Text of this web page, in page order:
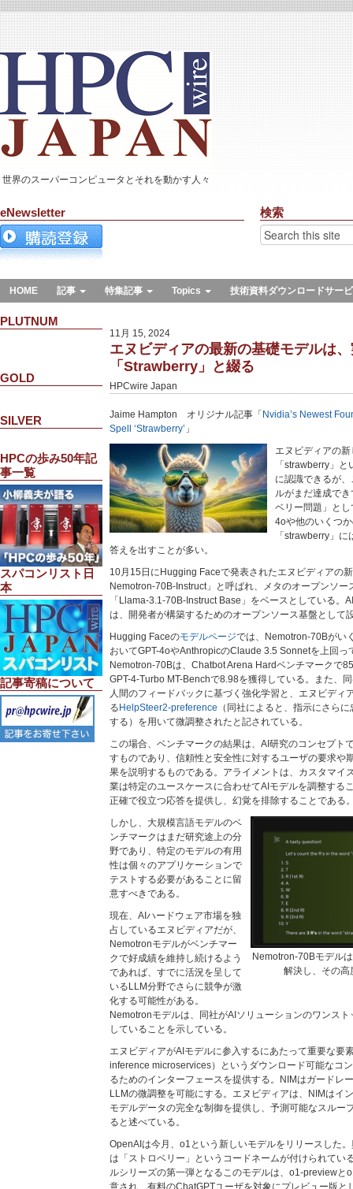
世界のスーパーコンピュータとそれを動かす人々
eNewsletter 検索
HOME 記事 特集記事 Topics 技術資料ダウンロードサー
PLUTNUM
GOLD
SILVER
HPCの歩み50年記
事一覧
スパコンリスト日
本
記事寄稿について
11月 15, 2024
エヌビディアの最新の基礎モデルは
「Strawberry」と綴る
HPCwire Japan
Jaime Hampton オリジナル記事「 Nvidia’s Newest
Spell ‘Strawberry’ 」
エヌビディアの
「strawberry」
に認識できるが
ルがまだ達成で
ベリー問題」と
4oや他のいくつ
「strawberry」
答えを出すことが多い。
10月15日にHugging Faceで発表されたエヌビディアの
Nemotron-70B-Instruct」と呼ばれ、メタのオープンソ
「Llama-3.1-70B-Instruct Base」をベースとしている。
は、開発者が構築するためのオープンソース基盤として
Hugging Faceのモデルページでは、Nemotron-70Bがい
おいてGPT-4oやAnthropicのClaude 3.5 Sonnetを上回っ
Nemotron-70Bは、Chatbot Arena Hardベンチマークで
GPT-4-Turbo MT-Benchで8.98を獲得している。また、
人間のフィードバックに基づく強化学習と、エヌビディ
る HelpSteer2-preference （同社によると、指示にさら
する）を用いて微調整されたと記されている。
この場合、ベンチマークの結果は、AI研究のコンセプト
すものであり、信頼性と安全性に対するユーザの要求や
果を説明するものである。アライメントは、カスタマイ
業は特定のユースケースに合わせてAIモデルを調整する
正確で役立つ応答を提供し、幻覚を排除することである
Nemotron-70Bモデル
解決し、その
しかし、大規模言語モデルのベ
ンチマークはまだ研究途上の分
野であり、特定のモデルの有用
性は個々のアプリケーションで
テストする必要があることに留
意すべきである。
現在、AIハードウェア市場を独
占しているエヌビディアだが、
Nemotronモデルがベンチマー
クで好成績を維持し続けるよう
であれば、すでに活況を呈して
いるLLM分野でさらに競争が激
化する可能性がある。
Nemotronモデルは、同社がAIソリューションのワンス
していることを示している。
エヌビディアがAIモデルに参入するにあたって重要な要
inference microservices）というダウンロード可能なコ
るためのインターフェースを提供する。NIMはガードレ
LLMの微調整を可能にする。エヌビディアは、NIMはイ
モデルデータの完全な制御を提供し、予測可能なスルー
ると述べている。
OpenAIは今月、o1という新しいモデルをリリースした
は「ストロベリー」というコードネームが付けられてい
ルシリーズの第一弾となるこのモデルは、o1-previewと
意され、有料のChatGPTユーザを対象にプレビュー版と